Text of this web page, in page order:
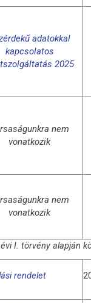
adatokkal
kapcsolatos
2025
nem
vonatkozik
nem
vonatkozik
I. törvény alapján
rendelet